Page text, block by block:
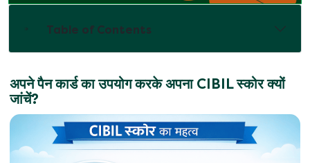
Table of Contents
अपने पैन कार्ड का उपयोग करके अपना CIBIL स्कोर क्यों
जांचें?